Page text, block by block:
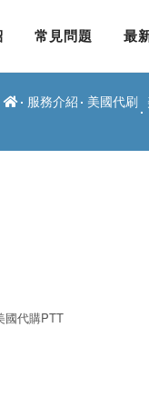
常見問題 最
服務介紹 美國代刷
國代購PTT